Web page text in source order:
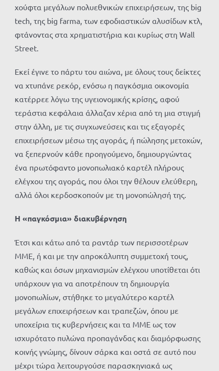
χούφτα μεγάλων πολυεθνικών επιχειρήσεων, της big
tech, της big farma, των εφοδιαστικών αλυσίδων κτλ,
φτάνοντας στα χρηματιστήρια και κυρίως στη Wall
Street.
Εκεί έγινε το πάρτυ του αιώνα, με όλους τους δείκτες
να χτυπάνε ρεκόρ, ενόσω η παγκόσμια οικονομία
κατέρρεε λόγω της υγειονομικής κρίσης, αφού
τεράστια κεφάλαια άλλαζαν χέρια από τη μια στιγμή
στην άλλη, με τις συγχωνεύσεις και τις εξαγορές
επιχειρήσεων μέσω της αγοράς, ή πώλησης μετοχών,
να ξεπερνούν κάθε προηγούμενο, δημιουργώντας
ένα πρωτόφαντο μονοπωλιακό καρτέλ πλήρους
ελέγχου της αγοράς, που όλοι την θέλουν ελεύθερη,
αλλά όλοι κερδοσκοπούν με τη μονοπώλησή της.
Η «παγκόσμια» διακυβέρνηση
Έτσι και κάτω από τα ραντάρ των περισσοτέρων
ΜΜΕ, ή και με την απροκάλυπτη συμμετοχή τους,
καθώς και όσων μηχανισμών ελέγχου υποτίθεται ότι
υπάρχουν για να αποτρέπουν τη δημιουργία
μονοπωλίων, στήθηκε το μεγαλύτερο καρτέλ
μεγάλων επιχειρήσεων και τραπεζών, όπου με
υποχείρια τις κυβερνήσεις και τα ΜΜΕ ως τον
ισχυρότατο πυλώνα προπαγάνδας και διαμόρφωσης
κοινής γνώμης, δίνουν σάρκα και οστά σε αυτό που
μέχρι τώρα λειτουργούσε παρασκηνιακά ως